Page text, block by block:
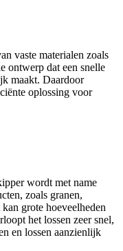
vaste materialen zoals
ontwerp dat een snelle
maakt. Daardoor
oplossing voor
wordt met name
zoals granen,
grote hoeveelheden
het lossen zeer snel,
en lossen aanzienlijk